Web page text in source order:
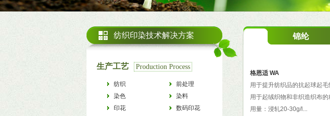
锦纶
格恩适 WA
用于提升纺织品的抗起球起
用于起绒织物和非织造织布的
用量：浸轧20-30g/l...
纺织印染技术解决方案
生产工艺 Production Process
纺织
前处理
染色
染料
印花
数码印花